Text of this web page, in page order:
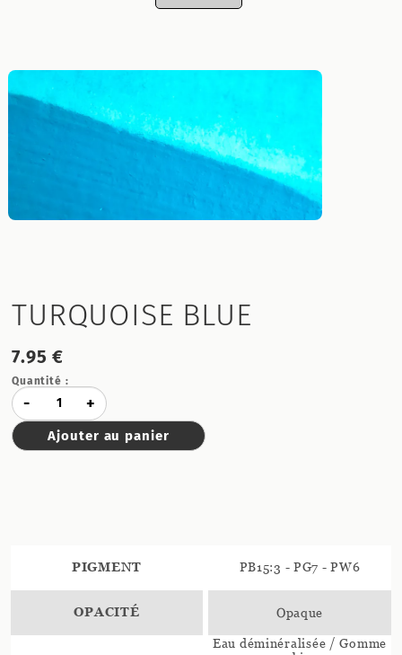
TURQUOISE BLUE
7.95 €
Quantité :
- +
Ajouter au panier
PIGMENT PB15:3 - PG7 - PW6
OPACITÉ Opaque
Eau déminéralisée / Gomme